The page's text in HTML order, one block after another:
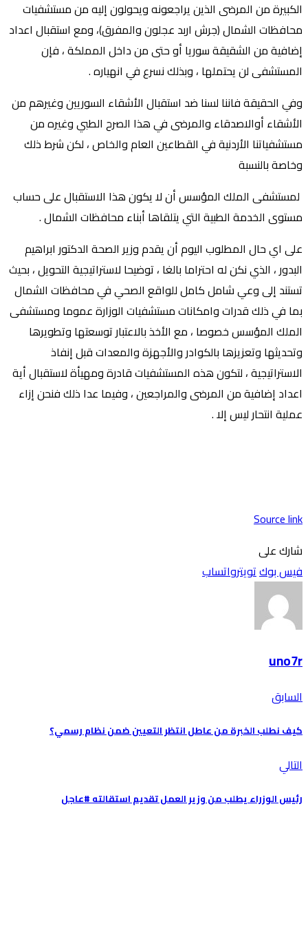
الكبيرة من المرضى الذين يراجعونه ويحولون إليه من مستشفيات
محافظات الشمال (جرش اربد عجلون والمفرق)، ومع استقبال اعداد
إضافية من الشقيقة سوريا أو حتى من داخل المملكة ، فإن
المستشفى لن يحتملها ، وبذلك نسرع في انهياره .
‏وفي الحقيقة فاننا لسنا ضد استقبال الأشقاء السوريين وغيرهم من
الأشقاء أوالاصدقاء والمرضى في هذا الصرح الطبي وغيره من
مستشفياتنا الأردنية في القطاعين العام والخاص ، لكن شرط ذلك
وخاصة بالنسبة
‏ لمستشفى الملك المؤسس أن لا يكون هذا الاستقبال على حساب
مستوى الخدمة الطبية التي يتلقاها أبناء محافظات الشمال .
‏على اي حال المطلوب اليوم أن يقدم وزير الصحة الدكتور ابراهيم
البدور ، الذي نكن له احتراما بالغا ، توضيحا لاستراتيجية التحويل ، بحيث
تستند إلى وعي شامل كامل للواقع الصحي في محافظات الشمال
بما في ذلك قدرات وامكانات مستشفيات الوزارة عموما ومستشفى
الملك المؤسس خصوصا ، مع الأخذ بالاعتبار توسعتها وتطويرها
وتحديثها وتعزيزها بالكوادر والأجهزة والمعدات قبل إنفاذ
الاستراتيجية ، لتكون هذه المستشفيات قادرة ومهيأة لاستقبال أية
اعداد إضافية من المرضى والمراجعين ، وفيما عدا ذلك فنحن إزاء
عملية انتحار ليس إلا .
Source link
شارك على
فيس بوكتويترواتساب
uno7r
السابق
كيف نطلب الخبرة من عاطل انتظر التعيين ضمن نظام رسمي؟
التالي
رئيس الوزراء يطلب من وزير العمل تقديم استقالته #عاجل